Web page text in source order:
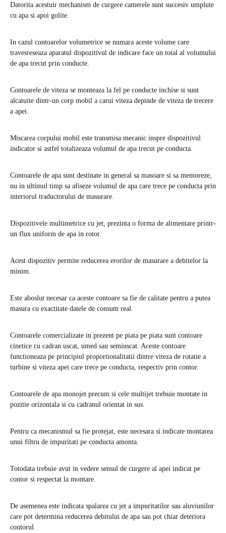
Datorita acestuir mechanism de curgere camerele sunt succesiv umplute
cu apa si apoi golite.
In cazul contoarelor volumetrice se numara aceste volume care
travesreseaza aparatul dispozitivul de indicare face un total al volumului
de apa trecut prin conducte.
Contoarele de viteza se monteaza la fel pe conducte inchise si sunt
alcatuite dintr-un corp mobil a carui viteza depinde de viteza de trecere
a apei.
Miscarea corpului mobil este transmisa mecanic inspre dispozitivul
indicator si astfel totalizeaza volumul de apa trecut pe conducta.
Contoarele de apa sunt destinate in general sa masoare si sa memoreze,
nu in ultimul timp sa afiseze volumul de apa care trece pe conducta prin
interiorul traductorului de masurare.
Dispozitivele multimetrice cu jet, prezinta o forma de alimentare printr-
un flux uniform de apa in rotor.
Acest dispozitiv permite reducerea erorilor de masurare a debitelor la
minim.
Este aboslut necesar ca aceste contoare sa fie de calitate pentru a putea
masura cu exactitate datele de consum real.
Contoarele comercializate in prezent pe piata pe piata sunt contoare
cinetice cu cadran uscat, umed sau semiuscat. Aceste contoare
functioneaza pe principiul proportionalitatii dintre viteza de rotatie a
turbine si viteza apei care trece pe conducta, respectiv prin contor.
Contoarele de apa monojet precum si cele multijet trebuie montate in
pozitie orizontala si cu cadranul orientat in sus.
Pentru ca mecanismul sa fie protejat, este necesara si indicate montarea
unui filtru de impuritati pe conducta amonta.
Totodata trebuie avut in vedere sensul de curgere al apei indicat pe
contor si respectat la montare.
De asemenea este indicata spalarea cu jet a impuritatilor sau aluviunilor
care pot determina reducerea debitului de apa sau pot chiar deteriora
contorul.